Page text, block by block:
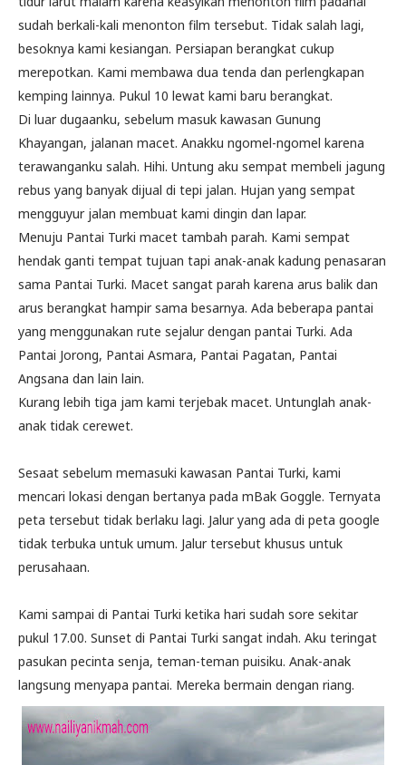
sudah berkali-kali menonton film tersebut. Tidak salah lagi,
besoknya kami kesiangan. Persiapan berangkat cukup
merepotkan. Kami membawa dua tenda dan perlengkapan
kemping lainnya. Pukul 10 lewat kami baru berangkat.
Di luar dugaanku, sebelum masuk kawasan Gunung
Khayangan, jalanan macet. Anakku ngomel-ngomel karena
terawanganku salah. Hihi. Untung aku sempat membeli jagung
rebus yang banyak dijual di tepi jalan. Hujan yang sempat
mengguyur jalan membuat kami dingin dan lapar.
Menuju Pantai Turki macet tambah parah. Kami sempat
hendak ganti tempat tujuan tapi anak-anak kadung penasaran
sama Pantai Turki. Macet sangat parah karena arus balik dan
arus berangkat hampir sama besarnya. Ada beberapa pantai
yang menggunakan rute sejalur dengan pantai Turki. Ada
Pantai Jorong, Pantai Asmara, Pantai Pagatan, Pantai
Angsana dan lain lain.
Kurang lebih tiga jam kami terjebak macet. Untunglah anak-
anak tidak cerewet.
Sesaat sebelum memasuki kawasan Pantai Turki, kami
mencari lokasi dengan bertanya pada mBak Goggle. Ternyata
peta tersebut tidak berlaku lagi. Jalur yang ada di peta google
tidak terbuka untuk umum. Jalur tersebut khusus untuk
perusahaan.
Kami sampai di Pantai Turki ketika hari sudah sore sekitar
pukul 17.00. Sunset di Pantai Turki sangat indah. Aku teringat
pasukan pecinta senja, teman-teman puisiku. Anak-anak
langsung menyapa pantai. Mereka bermain dengan riang.